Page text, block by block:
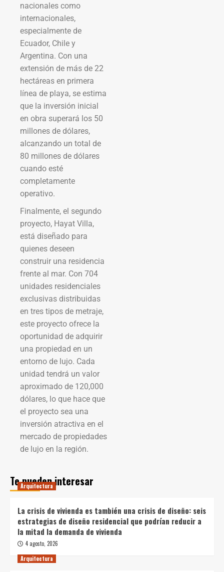
nacionales como
internacionales,
especialmente de
Ecuador, Chile y
Argentina. Con una
extensión de más de 22
hectáreas en primera
línea de playa, se estima
que la inversión inicial
en obra superará los 50
millones de dólares,
alcanzando un total de
80 millones de dólares
cuando esté
completamente
operativo.
Finalmente, el segundo
proyecto, Hayat Villa,
está diseñado para
quienes deseen
construir una residencia
frente al mar. Con 704
unidades residenciales
exclusivas distribuidas
en tres tipos de metraje,
este proyecto ofrece la
oportunidad de adquirir
una propiedad en un
entorno de lujo. Cada
unidad tendrá un valor
aproximado de 120,000
dólares, lo que hace que
el proyecto sea una
inversión atractiva en el
mercado de propiedades
de lujo en la región.
Te pueden interesar
Arquitectura
La crisis de vivienda es también una crisis de diseño: seis
estrategias de diseño residencial que podrían reducir a
la mitad la demanda de vivienda
4 agosto, 2026
Arquitectura